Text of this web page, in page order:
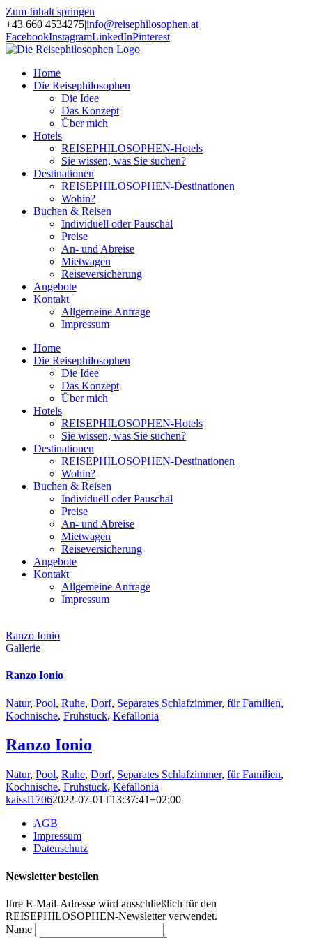
Zum Inhalt springen
+43 660 4534275|info@reisephilosophen.at
FacebookInstagramLinkedInPinterest
Home
Die Reisephilosophen
Die Idee
Das Konzept
Über mich
Hotels
REISEPHILOSOPHEN-Hotels
Sie wissen, was Sie suchen?
Destinationen
REISEPHILOSOPHEN-Destinationen
Wohin?
Buchen & Reisen
Individuell oder Pauschal
Preise
An- und Abreise
Mietwagen
Reiseversicherung
Angebote
Kontakt
Allgemeine Anfrage
Impressum
Home
Die Reisephilosophen
Die Idee
Das Konzept
Über mich
Hotels
REISEPHILOSOPHEN-Hotels
Sie wissen, was Sie suchen?
Destinationen
REISEPHILOSOPHEN-Destinationen
Wohin?
Buchen & Reisen
Individuell oder Pauschal
Preise
An- und Abreise
Mietwagen
Reiseversicherung
Angebote
Kontakt
Allgemeine Anfrage
Impressum
Ranzo Ionio
Gallerie
Ranzo Ionio
Natur, Pool, Ruhe, Dorf, Separates Schlafzimmer, für Familien,
Kochnische, Frühstück, Kefallonia
Ranzo Ionio
Natur, Pool, Ruhe, Dorf, Separates Schlafzimmer, für Familien,
Kochnische, Frühstück, Kefallonia
kaissl17062022-07-01T13:37:41+02:00
AGB
Impressum
Datenschutz
Newsletter bestellen
Ihre E-Mail-Adresse wird ausschließlich für den
REISEPHILOSOPHEN-Newsletter verwendet.
Name